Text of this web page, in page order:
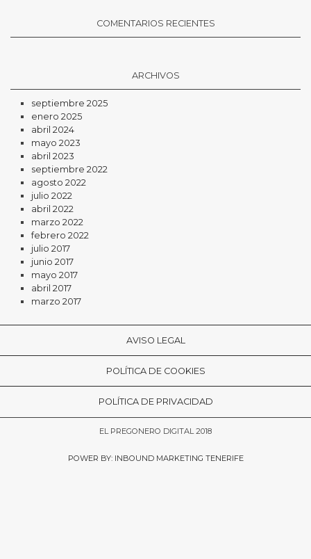
COMENTARIOS RECIENTES
ARCHIVOS
septiembre 2025
enero 2025
abril 2024
mayo 2023
abril 2023
septiembre 2022
agosto 2022
julio 2022
abril 2022
marzo 2022
febrero 2022
julio 2017
junio 2017
mayo 2017
abril 2017
marzo 2017
AVISO LEGAL
POLÍTICA DE COOKIES
POLÍTICA DE PRIVACIDAD
EL PREGONERO DIGITAL 2018
POWER BY: INBOUND MARKETING TENERIFE